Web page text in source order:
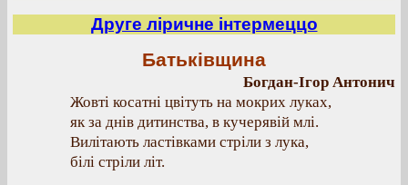
Друге ліричне інтермеццо
Батьківщина
Богдан-Ігор Антонич
Жовті косатні цвітуть на мокрих луках,
як за днів дитинства, в кучерявій млі.
Вилітають ластівками стріли з лука,
білі стріли літ.